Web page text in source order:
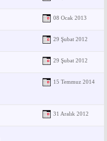
08 Ocak 2013
29 Şubat 2012
29 Şubat 2012
15 Temmuz 2014
31 Aralık 2012